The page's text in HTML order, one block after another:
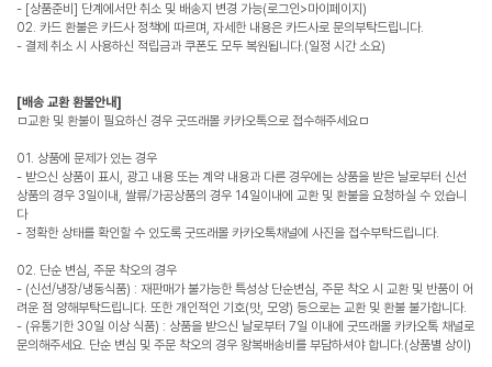
- [상품준비] 단계에서만 취소 및 배송지 변경 가능(로그인>마이페이지)
02. 카드 환불은 카드사 정책에 따르며, 자세한 내용은 카드사로 문의부탁드립니다.
- 결제 취소 시 사용하신 적립금과 쿠폰도 모두 복원됩니다.(일정 시간 소요)
[배송 교환 환불안내]
ㅁ교환 및 환불이 필요하신 경우 굿뜨래몰 카카오톡으로 접수해주세요ㅁ
01. 상품에 문제가 있는 경우
- 받으신 상품이 표시, 광고 내용 또는 계약 내용과 다른 경우에는 상품을 받은 날로부터 신선
상품의 경우 3일이내, 쌀류/가공상품의 경우 14일이내에 교환 및 환불을 요청하실 수 있습니
다
- 정확한 상태를 확인할 수 있도록 굿뜨래몰 카카오톡채널에 사진을 접수부탁드립니다.
02. 단순 변심, 주문 착오의 경우
- (신선/냉장/냉동식품) : 재판매가 불가능한 특성상 단순변심, 주문 착오 시 교환 및 반품이 어
려운 점 양해부탁드립니다. 또한 개인적인 기호(맛, 모양) 등으로는 교환 및 환불 불가합니다.
- (유통기한 30일 이상 식품) : 상품을 받으신 날로부터 7일 이내에 굿뜨래몰 카카오톡 채널로
문의해주세요. 단순 변심 및 주문 착오의 경우 왕복배송비를 부담하셔야 합니다.(상품별 상이)